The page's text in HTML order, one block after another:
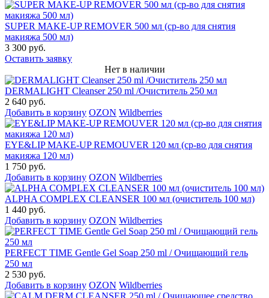
SUPER MAKE-UP REMOVER 500 мл (ср-во для снятия
макияжа 500 мл)
3 300 руб.
Оставить заявку
Нет в наличии
DERMALIGHT Cleanser 250 ml /Очиститель 250 мл
2 640 руб.
Добавить в корзину OZON Wildberries
EYE&LIP MAKE-UP REMOUVER 120 мл (ср-во для снятия
макияжа 120 мл)
1 750 руб.
Добавить в корзину OZON Wildberries
ALPHA COMPLEX СLEANSER 100 мл (очиститель 100 мл)
1 440 руб.
Добавить в корзину OZON Wildberries
PERFECT TIME Gentle Gel Soap 250 ml / Очищающий гель
250 мл
2 530 руб.
Добавить в корзину OZON Wildberries